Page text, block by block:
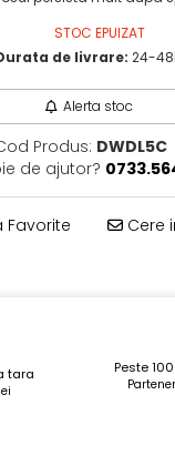
STOC EPUIZAT
de livrare: 24-
Alerta stoc
Produs: DWDL5C
de ajutor?
Favorite Cere
tara Peste